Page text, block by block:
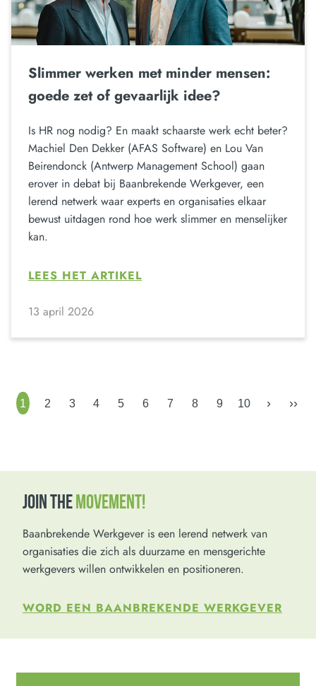
Slimmer werken met minder mensen:
goede zet of gevaarlijk idee?
Is HR nog nodig? En maakt schaarste werk echt beter?
Machiel Den Dekker (AFAS Software) en Lou Van
Beirendonck (Antwerp Management School) gaan
erover in debat bij Baanbrekende Werkgever, een
lerend netwerk waar experts en organisaties elkaar
bewust uitdagen rond hoe werk slimmer en menselijker
kan.
LEES HET ARTIKEL
13 april 2026
1 2 3 4 5 6 7 8 9 10 › ››
JOIN THEMOVEMENT!
Baanbrekende Werkgever is een lerend netwerk van
organisaties die zich als duurzame en mensgerichte
werkgevers willen ontwikkelen en positioneren.
WORD EEN BAANBREKENDE WERKGEVER